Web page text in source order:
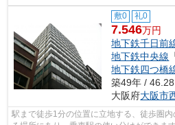
敷0 礼0
7.546万円
地下鉄千日前
地下鉄中央線
地下鉄四つ橋
築49年 / 46.28
大阪府大阪市
駅まで徒歩1分の位置に立地する、徒歩圏